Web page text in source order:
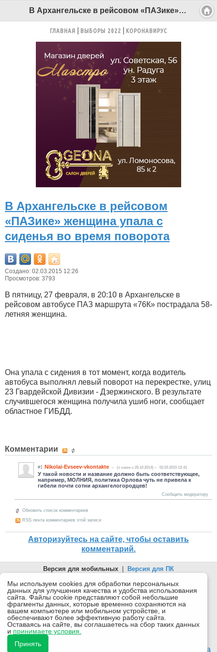
В Архангельске в рейсовом «ПАЗике» женщина упала с сиденья во время поворота - Беломорканал Северодвинск tv29.ru
ГЛАВНАЯ ВЫБОРЫ 2022 КОРОНАВИРУС
В Архангельске в рейсовом
«ПАЗике» женщина упала с
сиденья во время поворота
Создано: 02.03.2015 12:26
Просмотров: 3793
В пятницу, 27 февраля, в 20:10 в Архангельске в
рейсовом автобусе ПАЗ маршрута «76К» пострадала 58-
летняя женщина.
Она упала с сидения в тот момент, когда водитель
автобуса выполнял левый поворот на перекрестке, улиц
23 Гвардейской Дивизии - Дзержинского. В результате
случившегося женщина получила ушиб ноги, сообщает
областное ГИБДД.
Комментарии
#1 Nikolai-Evseev-vkontakte (c нами с 25.10.2014) 02.03.2015 13:41
У такой новости и название должно быть соответствующее,
например, МОЛНИЯ, политика Орлова чуть не привела к
гибели почти сотни архангелогородцев!
Сообщить модератору
Обновить список комментариев
RSS лента комментариев этой записи
Авторизуйтесь на сайте, чтобы оставить
комментарий.
Версия для мобильных
Версия для ПК
© 2026 Беломорканал Северодвинск tv29.ru
Joomla!is Free Software released under the GNU General Public
License.
Mobile version byMobile Joomla!
Desktop Version
СИ "Информационное агентство "Беломорканал" регистрационный номер ЭЛ № ФС77-77001 от
массовых коммуникаций (Роскомнадзор). Учредитель: ООО "ТВ29". Главный редактор: Рудалев А.Г.
Беломорканал - новостной сайт Архангельской области: новости Северодвинска, новости поморья,
Мы используем cookies для обработки персональных
данных для улучшения качества и удобства использования
сайта. Файлы cookie представляют собой небольшие
фрагменты данных, которые временно сохраняются на
вашем компьютере или мобильном устройстве, и
обеспечивают более эффективную работу сайта.
Оставаясь на сайте, вы соглашаетесь на сбор таких данных
и принимаете условия.
Принять